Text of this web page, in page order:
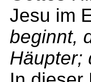
Jesu im
beginnt,
Häupter;